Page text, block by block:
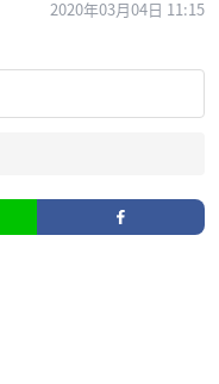
2020年03月04日 11:15